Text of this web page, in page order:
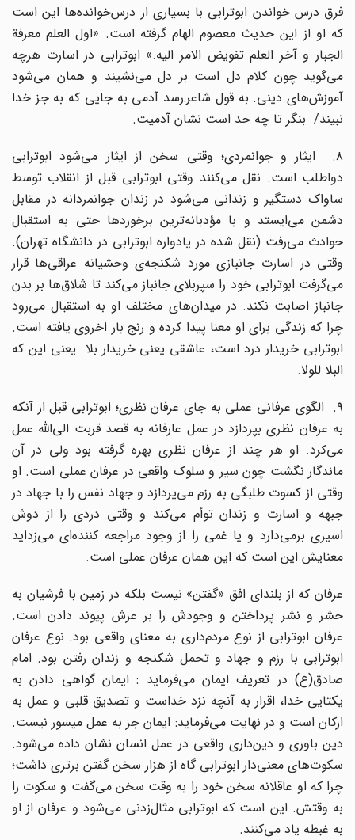
فرق درس خواندن ابوترابی با بسیاری از درس‌خوانده‌ها این است
که او از این حدیث معصوم الهام گرفته است. «اول العلم معرفة
الجبار و آخر العلم تفویض الامر الیه.» ابوترابی در اسارت هرچه
می‌گوید چون کلام دل است بر دل می‌نشیند و همان می‌شود
آموزش‌های دینی. به قول شاعر:رسد آدمی به جایی که به جز خدا
نبیند/ بنگر تا چه حد است نشان آدمیت.
۸. ایثار و جوانمردی؛ وقتی سخن از ایثار می‌شود ابوترابی
دواطلب است. نقل می‌کنند وقتی ابوترابی قبل از انقلاب توسط
ساواک دستگیر و زندانی می‌شود در زندان جوانمردانه در مقابل
دشمن می‌ایستد و با مؤدبانه‌ترین برخوردها حتی به استقبال
حوادث می‌رفت (نقل شده در یادواره ابوترابی در دانشگاه تهران).
وقتی در اسارت جانبازی مورد شکنجه‌ی وحشیانه عراقی‌ها قرار
می‌گرفت ابوترابی خود را سپربلای جانباز می‌کند تا شلاق‌ها بر بدن
جانباز اصابت نکند. در میدان‌های مختلف او به استقبال می‌رود
چرا که زندگی برای او معنا پیدا کرده و رنج بار اخروی یافته است.
ابوترابی خریدار درد است، عاشقی یعنی خریدار بلا یعنی این که
البلا للولا.
۹. الگوی عرفانی عملی به جای عرفان نظری؛ ابوترابی قبل از آنکه
به عرفان نظری بپردازد در عمل عارفانه به قصد قربت الی‌الله عمل
می‌کرد. او هر چند از عرفان نظری بهره گرفته بود ولی در آن
ماندگار نگشت چون سیر و سلوک واقعی در عرفان عملی است. او
وقتی از کسوت طلبگی به رزم می‌پردازد و جهاد نفس را با جهاد در
جبهه و اسارت و زندان توأم می‌کند و وقتی دردی را از دوش
اسیری برمی‌دارد و یا غمی را از وجود مراجعه کننده‌ای می‌زداید
معنایش این است که این همان عرفان عملی است.
عرفان که از بلندای افق «گفتن» نیست بلکه در زمین با فرشیان به
حشر و نشر پرداختن و وجودش را بر عرش پیوند دادن است.
عرفان ابوترابی از نوع مردم‌داری به معنای واقعی بود. نوع عرفان
ابوترابی با رزم و جهاد و تحمل شکنجه و زندان رفتن بود. امام
صادق(ع) در تعریف ایمان می‌فرماید : ایمان گواهی دادن به
یکتایی خدا، اقرار به آنچه نزد خداست و تصدیق قلبی و عمل به
ارکان است و در نهایت می‌فرماید: ایمان جز به عمل میسور نیست.
دین باوری و دین‌داری واقعی در عمل انسان نشان داده می‌شود.
سکوت‌های معنی‌دار ابوترابی گاه از هزار سخن گفتن برتری داشت؛
چرا که او عاقلانه سخن خود را به وقت سخن می‌گفت و سکوت را
به وقتش. این است که ابوترابی مثال‌زدنی می‌شود و عرفان از او
به غبطه یاد می‌کنند.